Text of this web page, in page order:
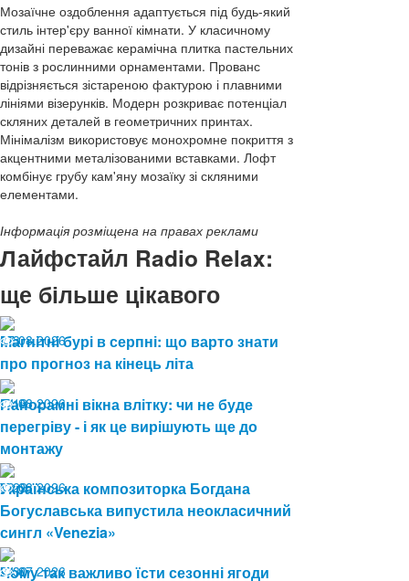
Мозаїчне оздоблення адаптується під будь-який
стиль інтер'єру ванної кімнати. У класичному
дизайні переважає керамічна плитка пастельних
тонів з рослинними орнаментами. Прованс
відрізняється зістареною фактурою і плавними
лініями візерунків. Модерн розкриває потенціал
скляних деталей в геометричних принтах.
Мінімалізм використовує монохромне покриття з
акцентними металізованими вставками. Лофт
комбінує грубу кам'яну мозаїку зі скляними
елементами.
Інформація розміщена на правах реклами
Лайфстайл Radio Relax:
ще більше цікавого
07.08.2026
3
Магнітні бурі в серпні: що варто знати
про прогноз на кінець літа
04.08.2026
13
Панорамні вікна влітку: чи не буде
перегріву - і як це вирішують ще до
монтажу
03.08.2026
29
Українська композиторка Богдана
Богуславська випустила неокласичний
сингл «Venezia»
24.07.2026
30
Чому так важливо їсти сезонні ягоди